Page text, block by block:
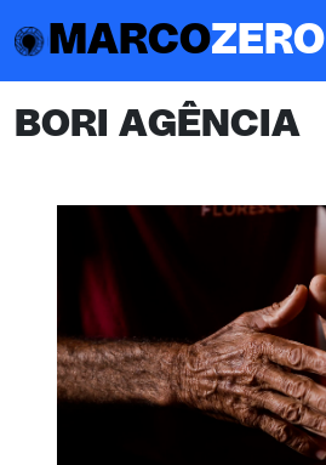
MARCOZERO
BORI AGÊNCIA